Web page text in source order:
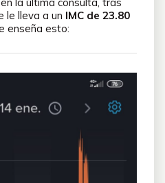
le lleva a un IMC de 23.80
enseña esto: